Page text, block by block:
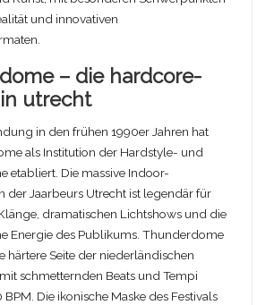
und innovativen
– die hardcore-
utrecht
in den frühen 1990er Jahren hat
als Institution der Hardstyle- und
etabliert. Die massive Indoor-
der Jaarbeurs Utrecht ist legendär für
dramatischen Lichtshows und die
Energie des Publikums. Thunderdome
härtere Seite der niederländischen
schmetternden Beats und Tempi
BPM. Die ikonische Maske des Festivals